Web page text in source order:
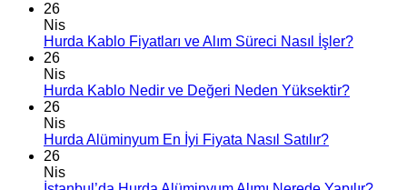
26
Nis
Hurda Kablo Fiyatları ve Alım Süreci Nasıl İşler?
26
Nis
Hurda Kablo Nedir ve Değeri Neden Yüksektir?
26
Nis
Hurda Alüminyum En İyi Fiyata Nasıl Satılır?
26
Nis